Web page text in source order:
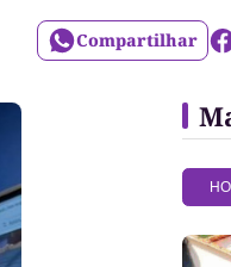
Compartilhar